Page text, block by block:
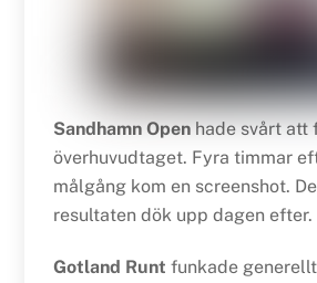
Sandhamn Openhade svårt att
överhuvudtaget. Fyra timmar
målgång kom en screenshot.
resultaten dök upp dagen efter.
Gotland Runt funkade generellt